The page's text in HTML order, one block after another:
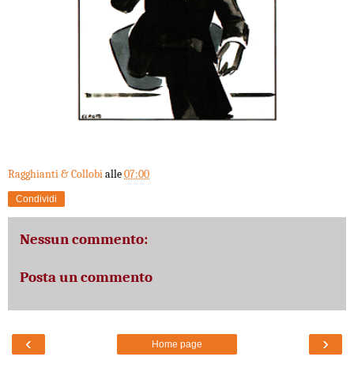
Ragghianti & Collobialle07:00
Condividi
Nessun commento:
Posta un commento
‹ ›
Home page